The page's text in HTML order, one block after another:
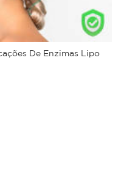
De Enzimas Lipo